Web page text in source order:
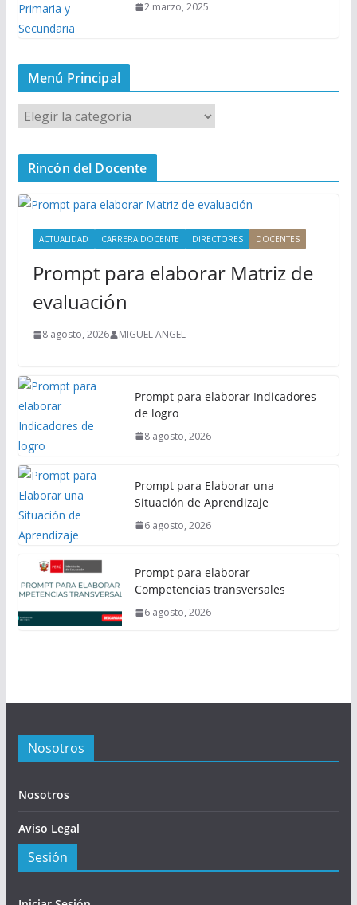
2 marzo, 2025
Menú Principal
M
e
n
P
Rincón del Docente
ACTUALIDAD CARRERA DOCENTE DIRECTORES DOCENTES
Prompt para elaborar Matriz de
evaluación
8 agosto, 2026 MIGUEL ANGEL
Prompt para elaborar Indicadores
de logro
8 agosto, 2026
Prompt para Elaborar una
Situación de Aprendizaje
6 agosto, 2026
Prompt para elaborar
Competencias transversales
6 agosto, 2026
Nosotros
Nosotros
Aviso Legal
Sesión